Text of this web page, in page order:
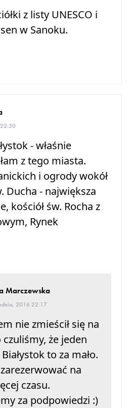
z listy UNESCO i
w Sanoku.
- właśnie
z tego miasta.
i ogrody wokół
Ducha - największa
kościół św. Rocha z
Rynek
Marczewska
2016 22:17
nie zmieścił się na
czuliśmy, że jeden
to za mało.
na
czasu.
za podpowiedzi :)